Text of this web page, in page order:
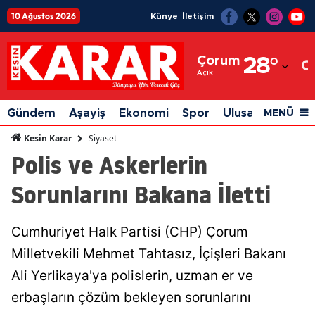
10 Ağustos 2026 Künye İletişim
Çorum
Açık 28°
Adıyaman
Afyonkarahisar
Ağrı
Ankara
Artvin
Aydın
Balıkesir
Gündem Aşayiş Ekonomi Spor Ulusal Siyaset
MENÜ
Kesin Karar Siyaset
Polis ve Askerlerin
Sorunlarını Bakana İletti
Cumhuriyet Halk Partisi (CHP) Çorum
Milletvekili Mehmet Tahtasız, İçişleri Bakanı
Ali Yerlikaya'ya polislerin, uzman er ve
erbaşların çözüm bekleyen sorunlarını